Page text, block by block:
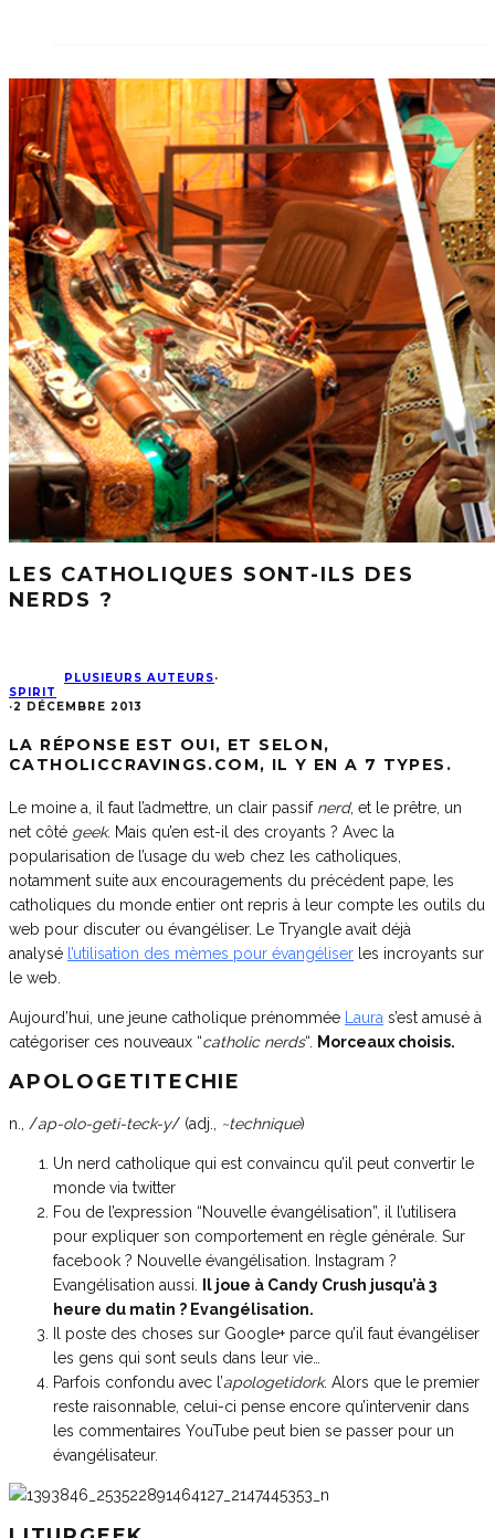
LES CATHOLIQUES SONT-ILS DES
NERDS ?
PLUSIEURS AUTEURS·
SPIRIT
·2 DÉCEMBRE 2013
LA RÉPONSE EST OUI, ET SELON,
CATHOLICCRAVINGS.COM, IL Y EN A 7 TYPES.
Le moine a, il faut l’admettre, un clair passif nerd, et le prêtre, un
net côté geek. Mais qu’en est-il des croyants ? Avec la
popularisation de l’usage du web chez les catholiques,
notamment suite aux encouragements du précédent pape, les
catholiques du monde entier ont repris à leur compte les outils du
web pour discuter ou évangéliser. Le Tryangle avait déjà
analysé l’utilisation des mèmes pour évangéliser les incroyants sur
le web.
Aujourd’hui, une jeune catholique prénommée Laura s’est amusé à
catégoriser ces nouveaux “catholic nerds“. Morceaux choisis.
APOLOGETITECHIE
n., /ap-olo-geti-teck-y/ (adj., ~technique)
Un nerd catholique qui est convaincu qu’il peut convertir le
monde via twitter
Fou de l’expression “Nouvelle évangélisation”, il l’utilisera
pour expliquer son comportement en règle générale. Sur
facebook ? Nouvelle évangélisation. Instagram ?
Evangélisation aussi.
Il joue à Candy Crush jusqu’à 3
heure du matin ? Evangélisation.
Il poste des choses sur Google+ parce qu’il faut évangéliser
les gens qui sont seuls dans leur vie…
Parfois confondu avec l’apologetidork. Alors que le premier
reste raisonnable, celui-ci pense encore qu’intervenir dans
les commentaires YouTube peut bien se passer pour un
évangélisateur.